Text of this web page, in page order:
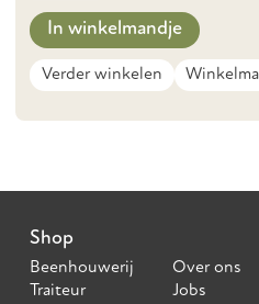
In winkelmandje
Verder winkelen
Shop
Beenhouwerij
Traiteur
Over ons
Jobs